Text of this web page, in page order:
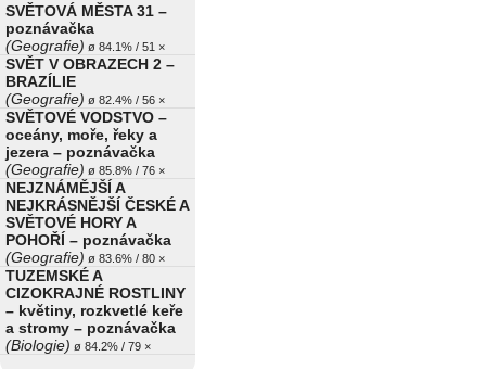
SVĚTOVÁ MĚSTA 31 –
poznávačka
(Geografie) ø 84.1% / 51 ×
SVĚT V OBRAZECH 2 –
BRAZÍLIE
(Geografie) ø 82.4% / 56 ×
SVĚTOVÉ VODSTVO –
oceány, moře, řeky a
jezera – poznávačka
(Geografie) ø 85.8% / 76 ×
NEJZNÁMĚJŠÍ A
NEJKRÁSNĚJŠÍ ČESKÉ A
SVĚTOVÉ HORY A
POHOŘÍ – poznávačka
(Geografie) ø 83.6% / 80 ×
TUZEMSKÉ A
CIZOKRAJNÉ ROSTLINY
– květiny, rozkvetlé keře
a stromy – poznávačka
(Biologie) ø 84.2% / 79 ×